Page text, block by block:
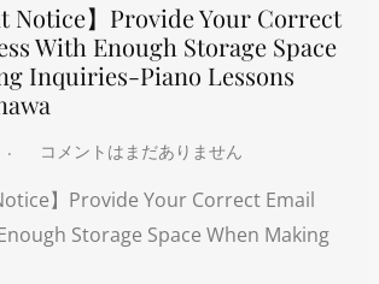
Notice】Provide Your Correct
With Enough Storage Space
Inquiries-Piano Lessons
コメントはまだありません
】Provide Your Correct Email
Storage Space When Making